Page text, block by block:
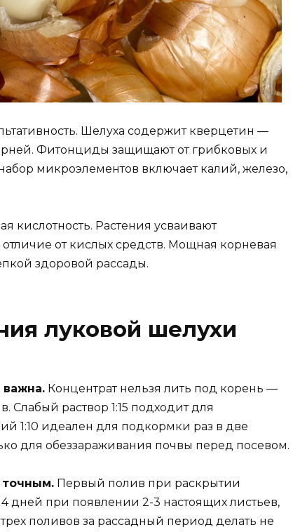
Шелуха содержит кверцетин —
Фитонциды защищают от грибковых и
микроэлементов включает калий, железо,
кислотность. Растения усваивают
отличие от кислых средств. Мощная корневая
здоровой рассады.
луковой шелухи
важна. Концентрат нельзя лить под корень —
Слабый раствор 1:15 подходит для
1:10 идеален для подкормки раз в две
для обеззараживания почвы перед посевом.
Первый полив при раскрытии
дней при появлении 2-3 настоящих листьев,
поливов за рассадный период делать не